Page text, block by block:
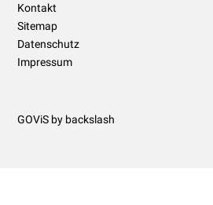
Kontakt
Sitemap
Datenschutz
Impressum
GOViS by backslash